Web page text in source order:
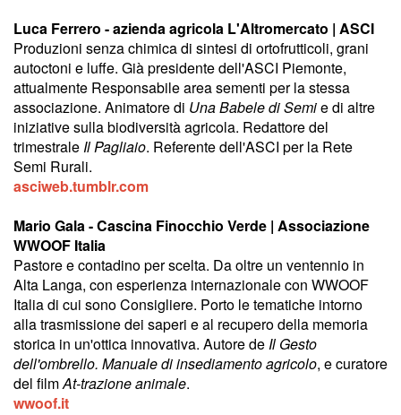
Luca Ferrero - azienda agricola L'Altromercato | ASCI
Produzioni senza chimica di sintesi di ortofrutticoli, grani
autoctoni e luffe. Già presidente dell'ASCI Piemonte,
attualmente Responsabile area sementi per la stessa
associazione. Animatore di Una Babele di Semie di altre
iniziative sulla biodiversità agricola. Redattore del
trimestraleIl Pagliaio. Referente dell'ASCI per la Rete
Semi Rurali.
asciweb.tumblr.com
Mario Gala - Cascina Finocchio Verde | Associazione
WWOOF Italia
Pastore e contadino per scelta. Da oltre un ventennio in
Alta Langa, con esperienza internazionale con WWOOF
Italia di cui sono Consigliere. Porto le tematiche intorno
alla trasmissione dei saperi e al recupero della memoria
storica in un'ottica innovativa. Autore deIl Gesto
dell'ombrello. Manuale di insediamento agricolo, e curatore
del filmAt-trazione animale.
wwoof.it